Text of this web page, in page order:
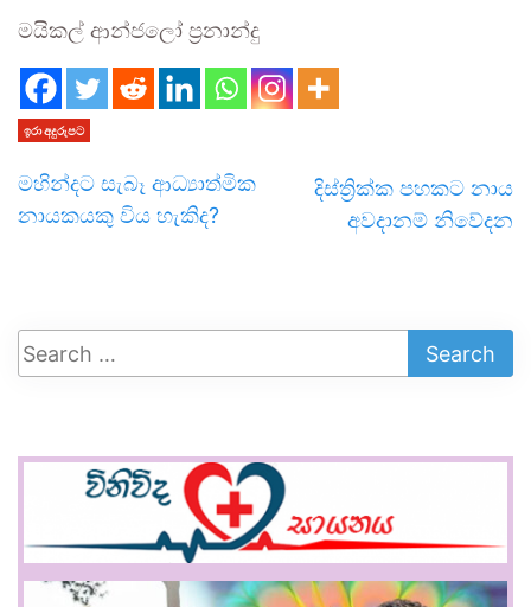
මයිකල් ආන්ජලෝ ප්‍රනාන්දු
ඉරා අදුරුපට
මහින්දට සැබෑ ආධ්‍යාත්මික
නායකයකු විය හැකිද?
දිස්ත්‍රික්ක පහකට නාය
අවදානම් නිවේදන